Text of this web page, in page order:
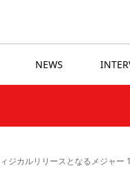
NEWS
ジカルリリースとなるメジャー